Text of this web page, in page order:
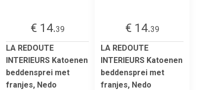
€ 14.39
LA REDOUTE
INTERIEURS Katoenen
beddensprei met
franjes, Nedo
€ 14.39
LA REDOUTE
INTERIEURS Katoenen
beddensprei met
franjes, Nedo